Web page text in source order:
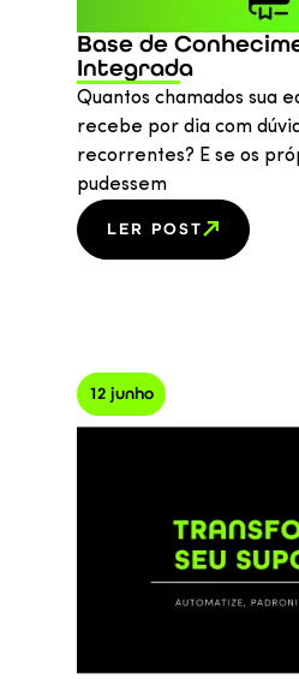
Base de
Integrada
Quantos chamados sua
recebe por dia com
recorrentes? E se os
pudessem
LER POST
12 junho